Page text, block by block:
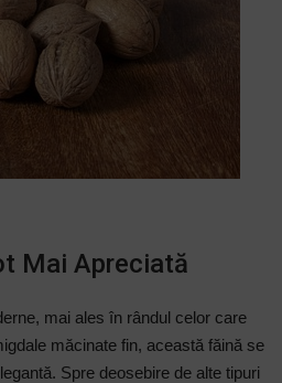
Mai Apreciată
mai ales în rândul celor care
măcinate fin, această făină se
Spre deosebire de alte tipuri